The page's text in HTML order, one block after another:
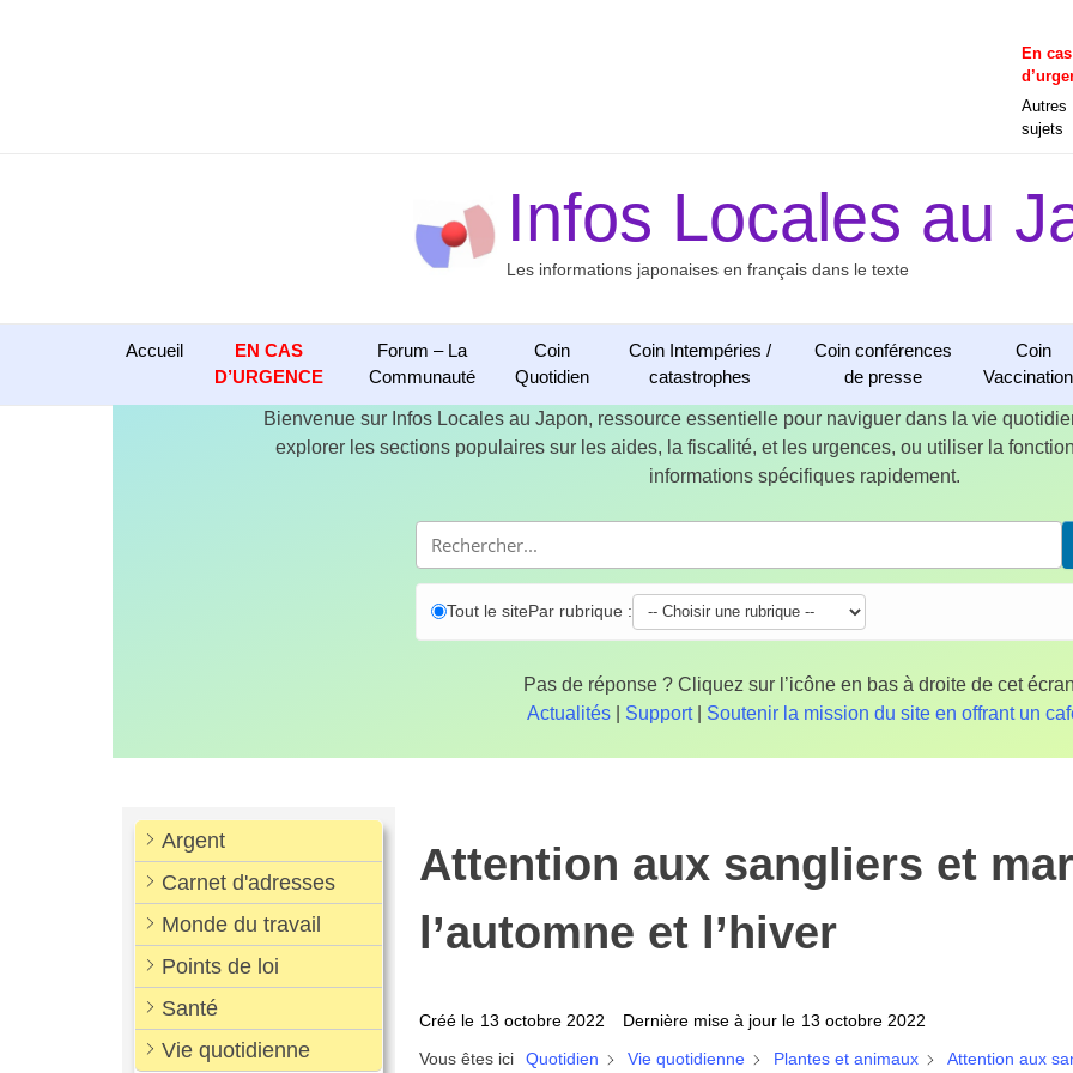
En cas
Autres
sujets
Infos Locales au
Les informations japonaises en français dans le texte
Accueil
EN CAS
D’URGENCE
Forum – La
Communauté
Coin
Quotidien
Coin Intempéries /
catastrophes
Coin conférences
de presse
Coin
Bienvenue sur Infos Locales au Japon, ressource essentielle pour naviguer dans la vie
explorer les sections populaires sur les aides, la fiscalité, et les urgences, ou utiliser la
informations spécifiques rapidement.
Tout le sitePar rubrique :
Pas de réponse ? Cliquez sur l’icône en bas à droite de cet
Actualités
Support| Soutenir la mission du site en offrant un
Argent
Carnet d'adresses
Monde du travail
Points de loi
Santé
Vie quotidienne
Attention aux sangliers et
l’automne et l’hiver
Créé le 13 octobre 2022 Dernière mise à jour le 13 octobre 2022
Vous êtes ici
Quotidien Vie quotidienne Plantes et animaux Attention aux